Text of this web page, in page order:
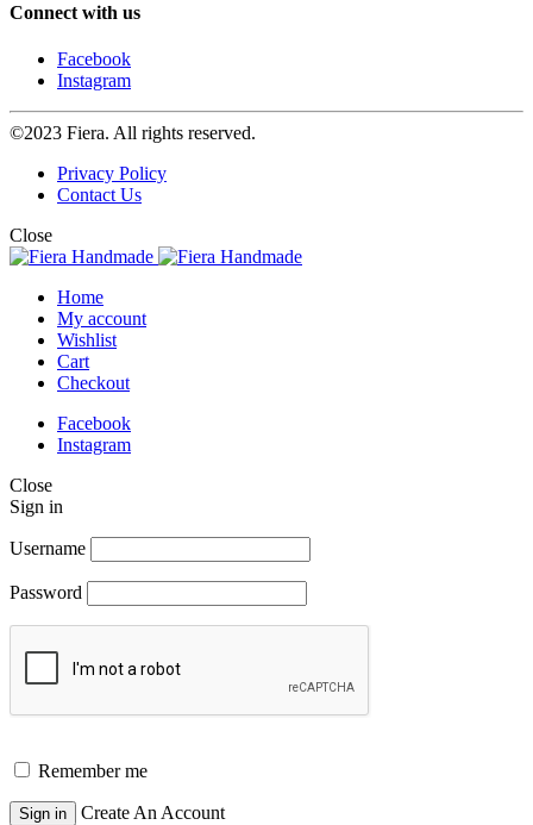
Connect with us
Facebook
Instagram
©2023 Fiera. All rights reserved.
Privacy Policy
Contact Us
Close
Home
My account
Wishlist
Cart
Checkout
Facebook
Instagram
Close
Sign in
Username
Password
Remember me
Sign in Create An Account